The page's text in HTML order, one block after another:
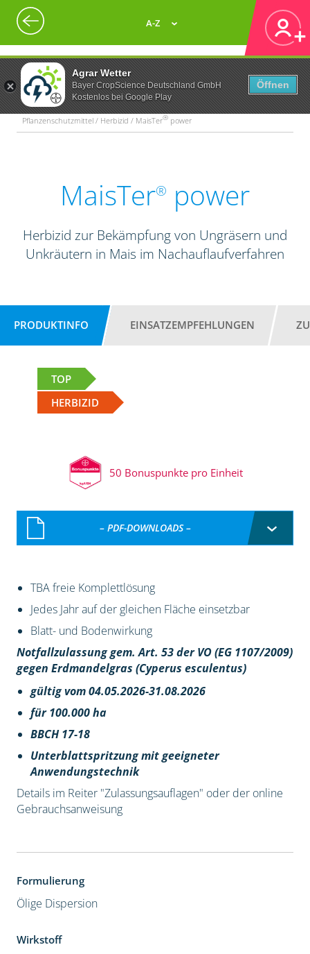
Agrar Wetter
Bayer CropScience Deutschland GmbH
Kostenlos bei Google Play
Öffnen
A-Z
Pflanzenschutzmittel / Herbizid / MaisTer® power
MaisTer® power
Herbizid zur Bekämpfung von Ungräsern und
Unkräutern in Mais im Nachauflaufverfahren
PRODUKTINFO EINSATZEMPFEHLUNGEN
TOP
HERBIZID
50 Bonuspunkte pro Einheit
– PDF-DOWNLOADS –
TBA freie Komplettlösung
Jedes Jahr auf der gleichen Fläche einsetzbar
Blatt- und Bodenwirkung
Notfallzulassung gem. Art. 53 der VO (EG 1107/2009)
gegen Erdmandelgras (Cyperus esculentus)
gültig vom 04.05.2026-31.08.2026
für 100.000 ha
BBCH 17-18
Unterblattspritzung mit geeigneter
Anwendungstechnik
Details im Reiter "Zulassungsauflagen" oder der online
Gebrauchsanweisung
Formulierung
Ölige Dispersion
Wirkstoff